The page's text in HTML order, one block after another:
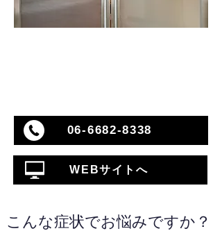
06-6682-8338
WEBサイトへ
こんな症状でお悩みですか？